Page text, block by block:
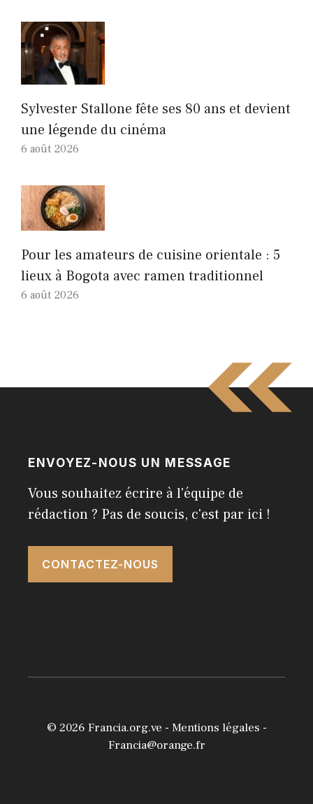
Sylvester Stallone fête ses 80 ans et devient
une légende du cinéma
6 août 2026
Pour les amateurs de cuisine orientale : 5
lieux à Bogota avec ramen traditionnel
6 août 2026
ENVOYEZ-NOUS UN MESSAGE
Vous souhaitez écrire à l'équipe de
rédaction ? Pas de soucis, c'est par ici !
CONTACTEZ-NOUS
© 2026 Francia.org.ve - Mentions légales -
Francia@orange.fr